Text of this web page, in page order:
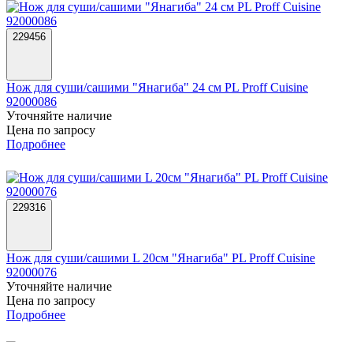
229456
Нож для суши/сашими "Янагиба" 24 см PL Proff Cuisine
92000086
Уточняйте наличие
Цена по запросу
Подробнее
229316
Нож для суши/сашими L 20см "Янагиба" PL Proff Cuisine
92000076
Уточняйте наличие
Цена по запросу
Подробнее